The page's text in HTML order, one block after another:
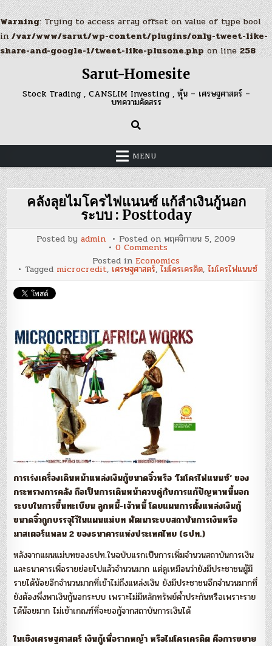
Warning: Trying to access array offset on value of type bool
in/var/www/sarut/wp-content/plugins/only-tweet-like-
share-and-google-1/tweet-like-plusone.phpon line258
content
Sarut-Homesite
Stock Trading , CANSLIM Investing , หุ้น – เศรษฐศาสตร์ –
บทความคัดสรร
MENU
คลังลุยไมโครไฟแนนซ์ แก้ลำเงินกู้นอก
ระบบ : Posttoday
Posted by admin Posted on พฤศจิกายน 5, 2009
0 Commentson
คลัง
ลุย
ไมโคร
ไฟแนนซ์
:
Posttoday
Posted in Economics
Tagged microcredit, เศรษฐศาสตร์, ไมโครเครดิต, ไมโครไฟแนนซ์
การเร่งเครื่องเดินหน้าแหล่งเงินกู้ขนาดจิ๋วหรือ ‘ไมโครไฟแนนซ์’ ของ
กระทรวงการคลัง ถือเป็นการเดินหน้าควบคู่กับการแก้ปัญหาหนี้นอก
ระบบในการขึ้นทะเบียน ลูกหนี้-เจ้าหนี้ โดยแผนการตั้งแหล่งเงินกู้
ขนาดจิ๋วถูกบรรจุไว้ในแผนแม่บท พัฒนาระบบสถาบันการเงินหรือ
มาสเตอร์แพลน 2 ของธนาคารแห่งประเทศไทย (ธปท.)
หลังจากแผนแม่บทของธปท.ในฉบับแรกเป็นการเพิ่มจำนวนสถาบันการเงิน
และธนาคารเพื่อรายย่อยไปแล้วจำนวนมาก แต่ดูเหมือนว่ายังมีประชาชนผู้มี
รายได้น้อยอีกจำนวนมากที่เข้าไม่ถึงแหล่งเงิน ยังมีประชาชนอีกจำนวนมากที่
ยังต้องพึ่งพาเงินกู้นอกระบบ เพราะไม่มีหลักทรัพย์ค้ำประกันหรือเพราะราย
ได้น้อยมาก ไม่เข้าเกณฑ์ที่จะขอกู้จากสถาบันการเงินได้
ในเชิงเศรษฐศาสตร์ เงินกู้เพื่อรากหญ้า หรือไมโครเครดิต คือการขยาย